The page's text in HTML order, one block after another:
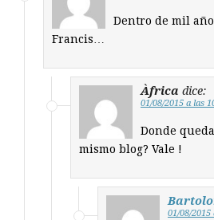
Dentro de mil
Francis…
Àfrica dice:
01/08/2015 a las
Donde
mismo blog? Vale !
01/08/2015